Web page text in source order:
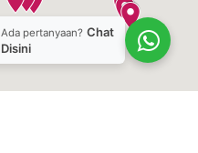
Ada pertanyaan? Chat
Disini